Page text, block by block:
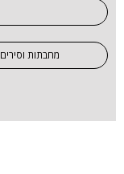
מחבתות וסירים